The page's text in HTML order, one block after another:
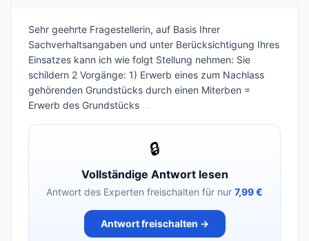
Sehr geehrte Fragestellerin, auf Basis Ihrer
Sachverhaltsangaben und unter Berücksichtigung Ihres
Einsatzes kann ich wie folgt Stellung nehmen: Sie
schildern 2 Vorgänge: 1) Erwerb eines zum Nachlass
gehörenden Grundstücks durch einen Miterben =
Erwerb des Grundstücks ...
🔒
Vollständige Antwort lesen
Antwort des Experten freischalten für nur 7,99 €
Antwort freischalten →